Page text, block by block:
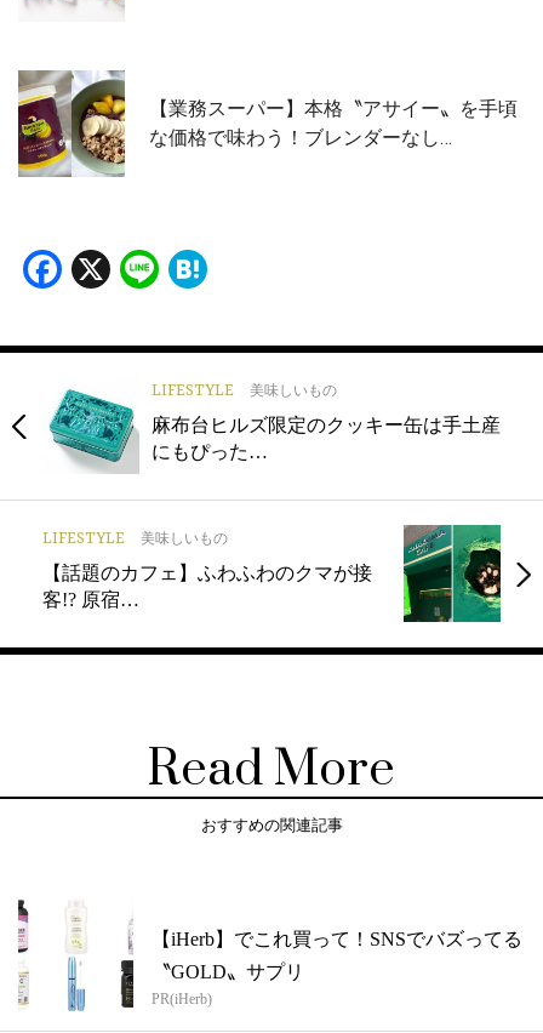
【業務スーパー】本格〝アサイー〟を手頃
な価格で味わう！ブレンダーなし…
Facebook
X Line
LIFESTYLE 美味しいもの
麻布台ヒルズ限定のクッキー缶は手土産
にもぴった…
LIFESTYLE 美味しいもの
【話題のカフェ】ふわふわのクマが接
客!? 原宿…
Read More
おすすめの関連記事
【iHerb】でこれ買って！SNSでバズってる
〝GOLD〟サプリ
PR(iHerb)